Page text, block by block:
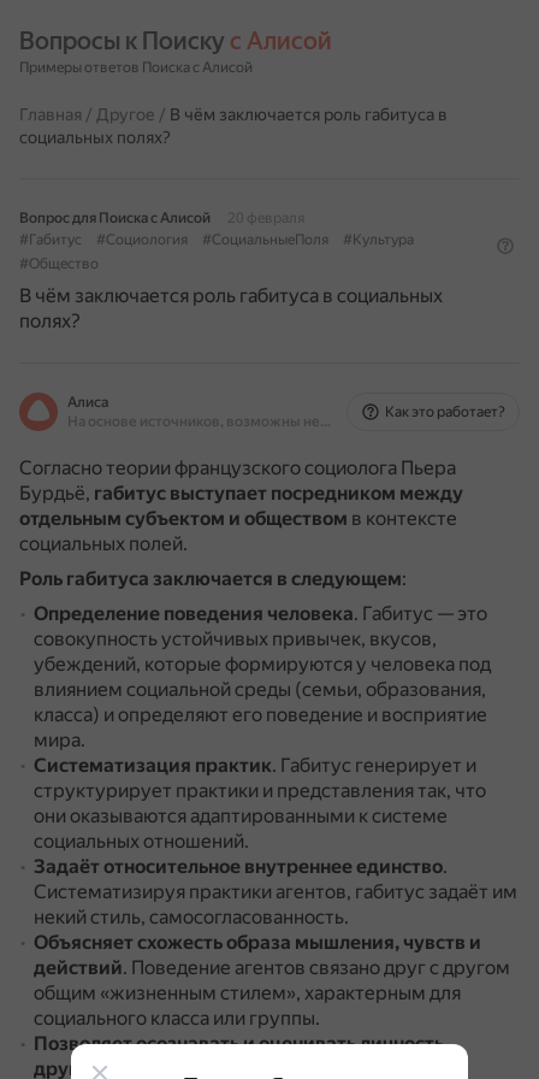
Вопросы к Поиску с Алисой
Примеры ответов Поиска с Алисой
Главная / Другое / В чём заключается роль габитуса в
социальных полях?
Вопрос для Поиска с Алисой
20 февраля
#Габитус
#Социология #СоциальныеПоля
#Культура
#Общество
В чём заключается роль габитуса в социальных
полях?
Алиса
На основе источников, возможны неточности
Как это работает?
Согласно теории французского социолога Пьера
Бурдьё, габитус выступает посредником между
отдельным субъектом и обществом в контексте
социальных полей.
Роль габитуса заключается в следующем:
Определение поведения человека. Габитус — это
совокупность устойчивых привычек, вкусов,
убеждений, которые формируются у человека под
влиянием социальной среды (семьи, образования,
класса) и определяют его поведение и восприятие
мира.
Систематизация практик. Габитус генерирует и
структурирует практики и представления так, что
они оказываются адаптированными к системе
социальных отношений.
Задаёт относительное внутреннее единство.
Систематизируя практики агентов, габитус задаёт им
некий стиль, самосогласованность.
Объясняет схожесть образа мышления, чувств и
действий. Поведение агентов связано друг с другом
общим «жизненным стилем», характерным для
социального класса или группы.
Позволяет осознавать и оценивать личность
другого